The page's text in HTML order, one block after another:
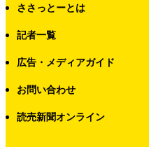
ささっとーとは
記者一覧
広告・メディアガイド
お問い合わせ
読売新聞オンライン